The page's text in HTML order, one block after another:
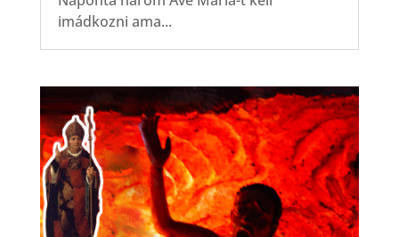
imádkozni ama...